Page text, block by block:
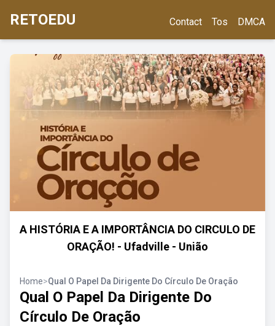
RETOEDU Contact Tos DMCA
A HISTÓRIA E A IMPORTÂNCIA DO CIRCULO DE
ORAÇÃO! - Ufadville - União
Home>Qual O Papel Da Dirigente Do Círculo De Oração
Qual O Papel Da Dirigente Do
Círculo De Oração